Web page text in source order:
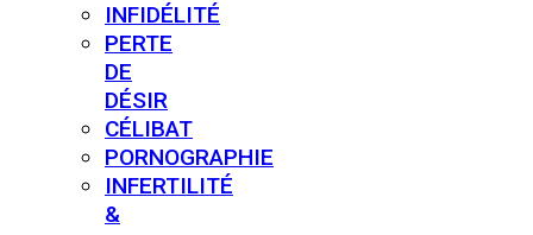
INFIDÉLITÉ
PERTE
DE
DÉSIR
CÉLIBAT
PORNOGRAPHIE
INFERTILITÉ
&